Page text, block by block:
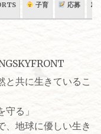
子育 応募 🏛
と共に生きているこ
る」
、地球に優しい生き